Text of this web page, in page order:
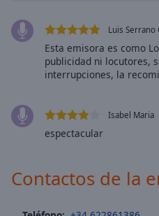
Background
Color
Caption
Luis Serrano
Esta emisora es como
publicidad ni locutores,
interrupciones, la
Isabel Maria
espectacular
Contactos de la